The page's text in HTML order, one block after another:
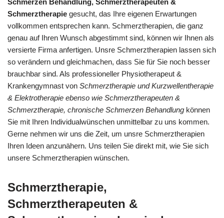
Schmerzen Behandlung, Schmerztherapeuten &
Schmerztherapie gesucht, das Ihre eigenen Erwartungen
vollkommen entsprechen kann. Schmerztherapien, die ganz
genau auf Ihren Wunsch abgestimmt sind, können wir Ihnen als
versierte Firma anfertigen. Unsre Schmerztherapien lassen sich
so verändern und gleichmachen, dass Sie für Sie noch besser
brauchbar sind. Als professioneller Physiotherapeut &
Krankengymnast von Schmerztherapie und Kurzwellentherapie
& Elektrotherapie ebenso wie Schmerztherapeuten &
Schmerztherapie, chronische Schmerzen Behandlung können
Sie mit Ihren Individualwünschen unmittelbar zu uns kommen.
Gerne nehmen wir uns die Zeit, um unsre Schmerztherapien
Ihren Ideen anzunähern. Uns teilen Sie direkt mit, wie Sie sich
unsere Schmerztherapien wünschen.
Schmerztherapie,
Schmerztherapeuten &